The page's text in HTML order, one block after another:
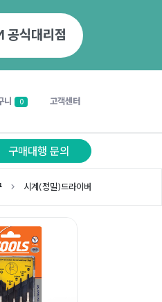
공식대리점
니 0 고객센터
구매대행 문의
시계(정밀)드라이버